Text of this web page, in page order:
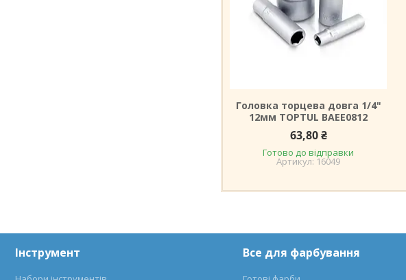
Головка торцева довга 1/4"
12мм TOPTUL BAEE0812
63,80 ₴
Готово до відправки
16049
Інструмент Все для фарбування